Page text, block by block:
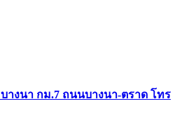
างนา กม.7 ถนนบางนา-ตราด โทร